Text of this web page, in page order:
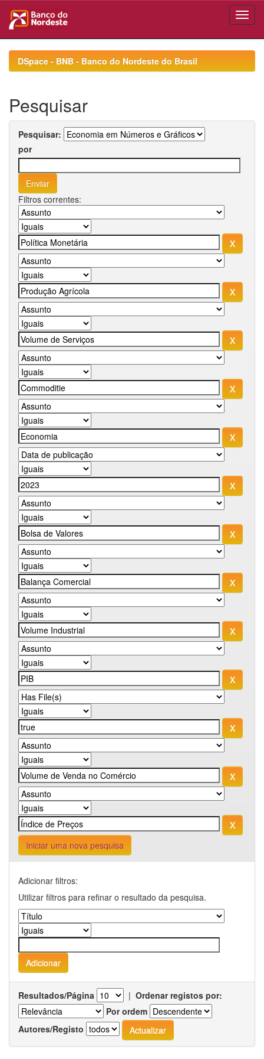
navigationDSpace - BNB - Banco do Nordeste do Brasil
Pesquisar
Pesquisar:
por
Filtros correntes:
Iniciar uma nova pesquisa
Adicionar filtros:
Utilizar filtros para refinar o resultado da pesquisa.
Resultados/Página | Ordenar registos por:
Por ordem
Autores/Registo